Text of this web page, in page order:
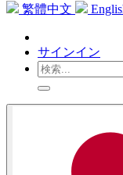
繁體中文
サインイン